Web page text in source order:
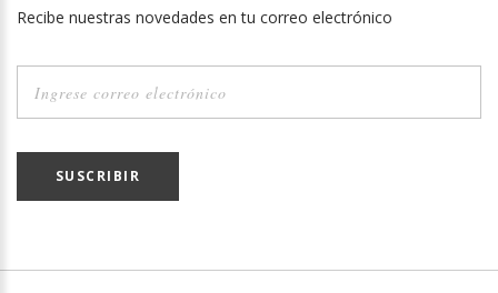
Recibe nuestras novedades en tu correo electrónico
SUSCRIBIR